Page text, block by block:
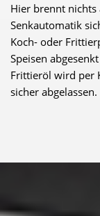
Hier brennt nichts
Senkautomatik
Koch- oder
Speisen
Frittieröl wird per
sicher abgelassen.